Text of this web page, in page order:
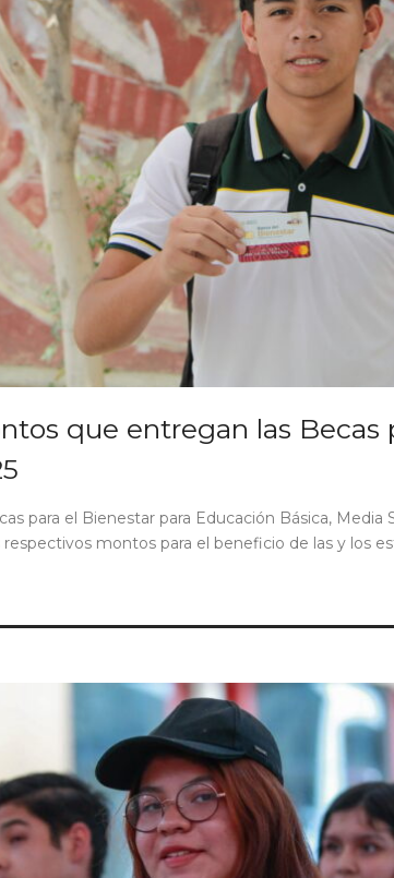
que entregan las Becas
para el Bienestar para Educación Básica, Media
montos para el beneficio de las y los